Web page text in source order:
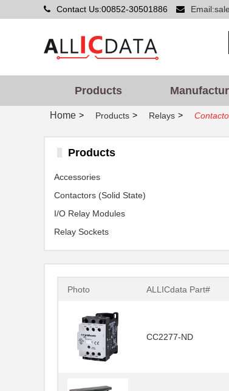
Contact Us:00852-30501886
Products
Home > Products > Relays >
Products
Accessories
Contactors (Solid State)
I/O Relay Modules
Relay Sockets
Photo ALLICdata Part#
CC2277-ND